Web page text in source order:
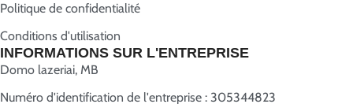
Politique de confidentialité
Conditions d'utilisation
INFORMATIONS SUR L'ENTREPRISE
Domo lazeriai, MB
Numéro d'identification de l'entreprise : 305344823